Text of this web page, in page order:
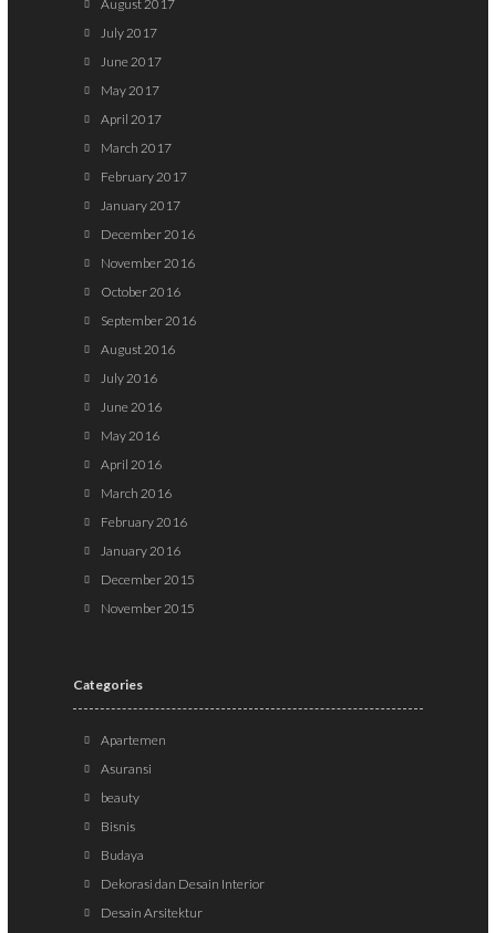
August 2017
July 2017
June 2017
May 2017
April 2017
March 2017
February 2017
January 2017
December 2016
November 2016
October 2016
September 2016
August 2016
July 2016
June 2016
May 2016
April 2016
March 2016
February 2016
January 2016
December 2015
November 2015
Categories
Apartemen
Asuransi
beauty
Bisnis
Budaya
Dekorasi dan Desain Interior
Desain Arsitektur